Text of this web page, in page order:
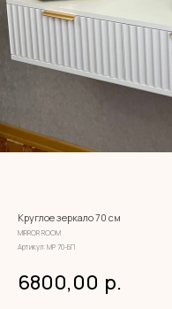
Круглое зеркало 70 см
MIRROR ROOM
Артикул:МР 70-БП
6800,00 р.